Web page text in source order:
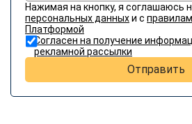
Нажимая на кнопку, я соглашаюсь
персональных данныхи с
Платформой
Согласен на получение
рекламной рассылки
Отправить